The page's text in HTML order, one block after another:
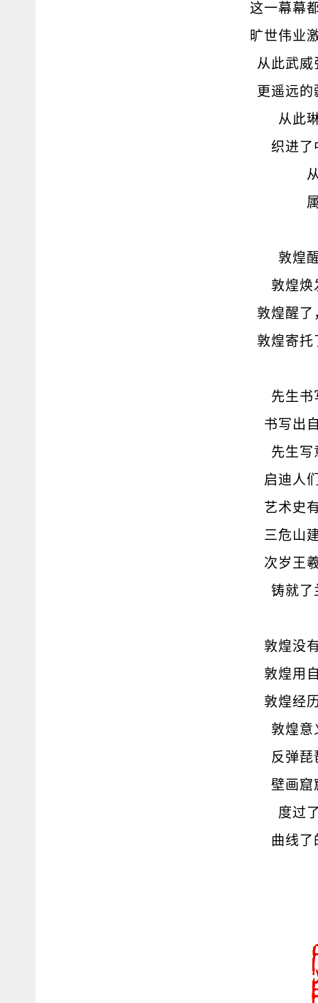
这一幕幕
旷世伟业
从此武威
更遥远
从此
织进了
敦煌
敦煌焕
敦煌醒了
敦煌寄托
先生书
书写出
先生写
启迪人
艺术史
三危山
次岁王
铸就了
敦煌没
敦煌用
敦煌经
敦煌意
反弹
壁画窟
度过
曲线了